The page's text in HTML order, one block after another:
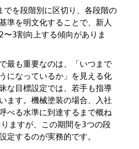
でを段階別に区切り、各段階の
準を明文化することで、新人
〜3割向上する傾向がありま
最も重要なのは、「いつまで
になっているか」を見える化
な目標設定では、若手も指導
ます。機械塗装の場合、入社
べる水準に到達するまで概ね
ますが、この期間を3つの段
定するのが実務的です。